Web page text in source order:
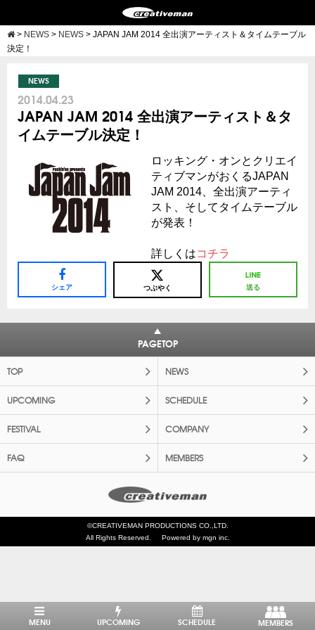
> NEWS > NEWS > JAPAN JAM 2014 全出演アーティスト＆タイムテーブル
決定！
NEWS
2014.04.23
JAPAN JAM 2014 全出演アーティスト＆タ
イムテーブル決定！
ロッキング・オンとクリエイ
ティブマンがおくるJAPAN
JAM 2014、全出演アーティ
スト、そしてタイムテーブル
が発表！
詳しくはコチラ
シェア つぶやく 送る
PAGETOP
TOP NEWS
UPCOMING SCHEDULE
FESTIVAL COMPANY
FAQ MEMBERS
©CREATIVEMAN PRODUCTIONS CO.,LTD.
All Rights Reserved.
Powered by mgn inc.
MENU UPCOMING SCHEDULE MEMBERS